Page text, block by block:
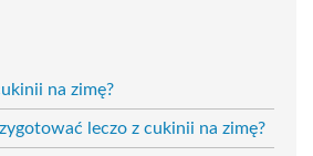
na zimę?
leczo z cukinii na zimę?